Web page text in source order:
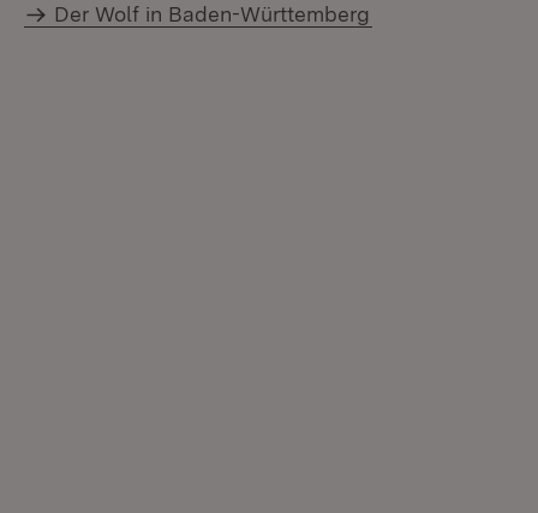
Der Wolf in Baden-Württemberg